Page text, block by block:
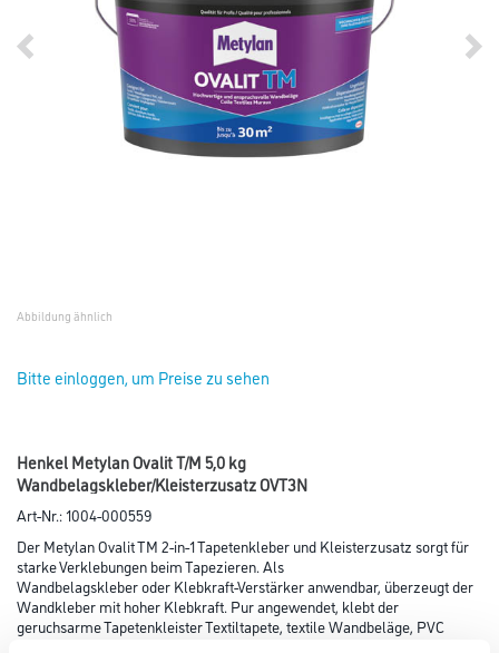
Abbildung ähnlich
Bitte einloggen, um Preise zu sehen
Henkel Metylan Ovalit T/M 5,0 kg
Wandbelagskleber/Kleisterzusatz OVT3N
Art-Nr.:1004-000559
Der Metylan Ovalit TM 2-in-1 Tapetenkleber und Kleisterzusatz sorgt für
starke Verklebungen beim Tapezieren. Als
Wandbelagskleber oder Klebkraft-Verstärker anwendbar, überzeugt der
Wandkleber mit hoher Klebkraft. Pur angewendet, klebt der
geruchsarme Tapetenkleister Textiltapete, textile Wandbeläge, PVC